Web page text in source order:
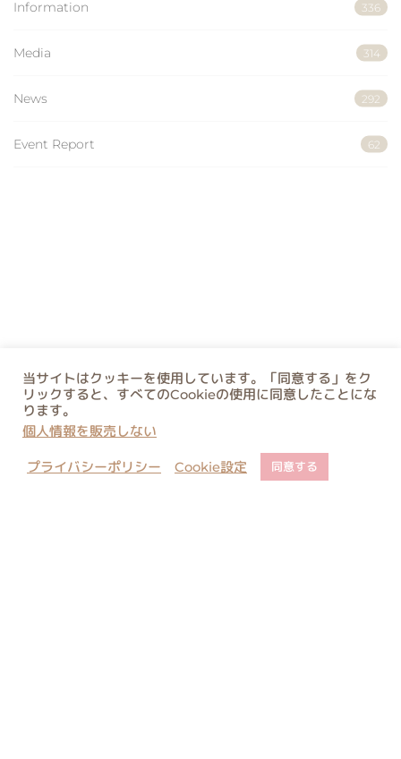
Information 336
Media 314
News 292
Event Report 62
当サイトはクッキーを使用しています。「同意する」をク
リックすると、すべてのCookieの使用に同意したことにな
ります。
個人情報を販売しない
プライバシーポリシー Cookie設定 同意する